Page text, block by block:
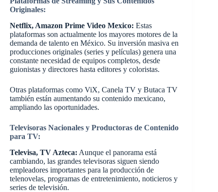
Originales:
Netflix, Amazon Prime Video Mexico: Estas
plataformas son actualmente los mayores motores de la
demanda de talento en México. Su inversión masiva en
producciones originales (series y películas) genera una
constante necesidad de equipos completos, desde
guionistas y directores hasta editores y coloristas.
Otras plataformas como ViX, Canela TV y Butaca TV
también están aumentando su contenido mexicano,
ampliando las oportunidades.
Televisoras Nacionales y Productoras de Contenido
para TV:
Televisa, TV Azteca: Aunque el panorama está
cambiando, las grandes televisoras siguen siendo
empleadores importantes para la producción de
telenovelas, programas de entretenimiento, noticieros y
series de televisión.